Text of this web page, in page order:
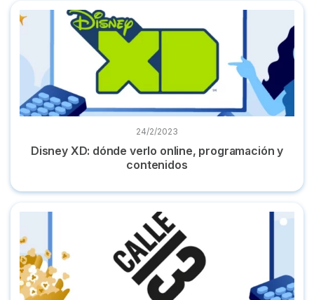
Disney XD: dónde verlo online, programación y contenidos
24/2/2023
Disney XD: dónde verlo online, programación y
contenidos
Calle 13: programación y dónde ver el canal de tv online